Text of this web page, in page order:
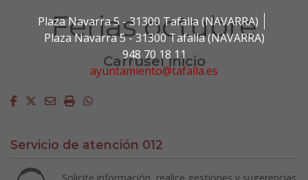
Plaza Navarra 5 - 31300 Tafalla (NAVARRA)
Plaza Navarra 5 - 31300 Tafalla (NAVARRA)
948 70 18 11
ayuntamiento@tafalla.es
Ferias octubre
Carrusel inicio
Facebook
Twitter
EmailImprimirWhatsapp
Servicio de atención 012